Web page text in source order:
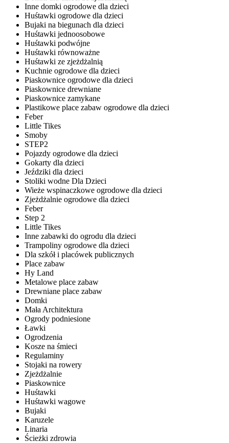
Inne domki ogrodowe dla dzieci
Huśtawki ogrodowe dla dzieci
Bujaki na biegunach dla dzieci
Huśtawki jednoosobowe
Huśtawki podwójne
Huśtawki równoważne
Huśtawki ze zjeżdżalnią
Kuchnie ogrodowe dla dzieci
Piaskownice ogrodowe dla dzieci
Piaskownice drewniane
Piaskownice zamykane
Plastikowe place zabaw ogrodowe dla dzieci
Feber
Little Tikes
Smoby
STEP2
Pojazdy ogrodowe dla dzieci
Gokarty dla dzieci
Jeździki dla dzieci
Stoliki wodne Dla Dzieci
Wieże wspinaczkowe ogrodowe dla dzieci
Zjeżdżalnie ogrodowe dla dzieci
Feber
Step 2
Little Tikes
Inne zabawki do ogrodu dla dzieci
Trampoliny ogrodowe dla dzieci
Dla szkół i placówek publicznych
Place zabaw
Hy Land
Metalowe place zabaw
Drewniane place zabaw
Domki
Mała Architektura
Ogrody podniesione
Ławki
Ogrodzenia
Kosze na śmieci
Regulaminy
Stojaki na rowery
Zjeżdżalnie
Piaskownice
Huśtawki
Huśtawki wagowe
Bujaki
Karuzele
Linaria
Ścieżki zdrowia